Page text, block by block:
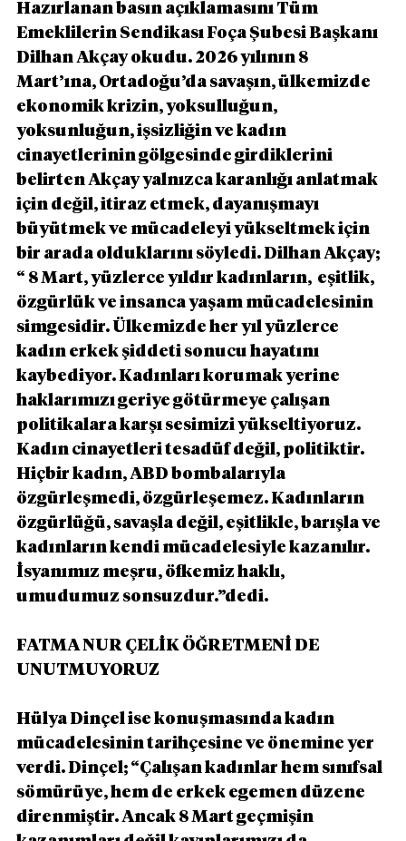
Hazırlanan basın açıklamasını Tüm
Emeklilerin Sendikası Foça Şubesi Başkanı
Dilhan Akçay okudu. 2026 yılının 8
Mart’ına, Ortadoğu’da savaşın, ülkemizde
ekonomik krizin, yoksulluğun,
yoksunluğun, işsizliğin ve kadın
cinayetlerinin gölgesinde girdiklerini
belirten Akçay yalnızca karanlığı anlatmak
için değil, itiraz etmek, dayanışmayı
büyütmek ve mücadeleyi yükseltmek için
bir arada olduklarını söyledi. Dilhan Akçay;
“ 8 Mart, yüzlerce yıldır kadınların,  eşitlik,
özgürlük ve insanca yaşam mücadelesinin
simgesidir. Ülkemizde her yıl yüzlerce
kadın erkek şiddeti sonucu hayatını
kaybediyor. Kadınları korumak yerine
haklarımızı geriye götürmeye çalışan
politikalara karşı sesimizi yükseltiyoruz.
Kadın cinayetleri tesadüf değil, politiktir.
Hiçbir kadın, ABD bombalarıyla
özgürleşmedi, özgürleşemez. Kadınların
özgürlüğü, savaşla değil, eşitlikle, barışla ve
kadınların kendi mücadelesiyle kazanılır.
İsyanımız meşru, öfkemiz haklı,
umudumuz sonsuzdur.”dedi.
FATMA NUR ÇELİK ÖĞRETMENİ DE
UNUTMUYORUZ
Hülya Dinçel ise konuşmasında kadın
mücadelesinin tarihçesine ve önemine yer
verdi. Dinçel; “Çalışan kadınlar hem sınıfsal
sömürüye, hem de erkek egemen düzene
direnmiştir. Ancak 8 Mart geçmişin